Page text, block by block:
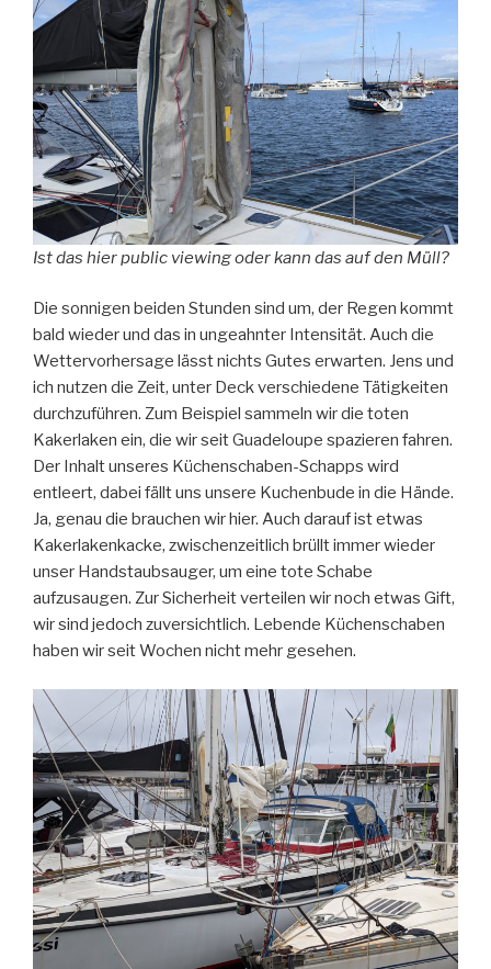
Ist das hier public viewing oder kann das auf den Müll?
Die sonnigen beiden Stunden sind um, der Regen kommt
bald wieder und das in ungeahnter Intensität. Auch die
Wettervorhersage lässt nichts Gutes erwarten. Jens und
ich nutzen die Zeit, unter Deck verschiedene Tätigkeiten
durchzuführen. Zum Beispiel sammeln wir die toten
Kakerlaken ein, die wir seit Guadeloupe spazieren fahren.
Der Inhalt unseres Küchenschaben-Schapps wird
entleert, dabei fällt uns unsere Kuchenbude in die Hände.
Ja, genau die brauchen wir hier. Auch darauf ist etwas
Kakerlakenkacke, zwischenzeitlich brüllt immer wieder
unser Handstaubsauger, um eine tote Schabe
aufzusaugen. Zur Sicherheit verteilen wir noch etwas Gift,
wir sind jedoch zuversichtlich. Lebende Küchenschaben
haben wir seit Wochen nicht mehr gesehen.